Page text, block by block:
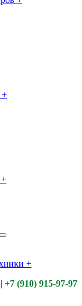
+
+
| +7 (910) 915-97-97